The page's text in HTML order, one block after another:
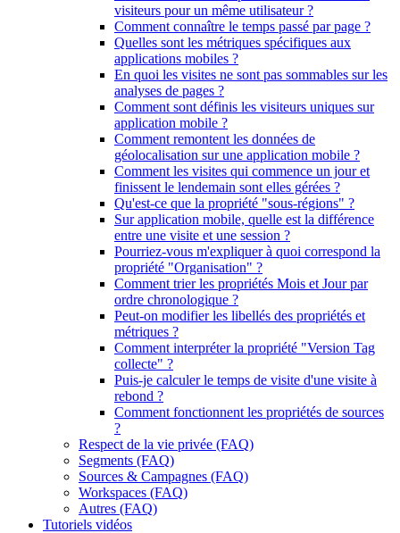
visiteurs pour un même utilisateur ?
Comment connaître le temps passé par page ?
Quelles sont les métriques spécifiques aux
applications mobiles ?
En quoi les visites ne sont pas sommables sur les
analyses de pages ?
Comment sont définis les visiteurs uniques sur
application mobile ?
Comment remontent les données de
géolocalisation sur une application mobile ?
Comment les visites qui commence un jour et
finissent le lendemain sont elles gérées ?
Qu'est-ce que la propriété "sous-régions" ?
Sur application mobile, quelle est la différence
entre une visite et une session ?
Pourriez-vous m'expliquer à quoi correspond la
propriété "Organisation" ?
Comment trier les propriétés Mois et Jour par
ordre chronologique ?
Peut-on modifier les libellés des propriétés et
métriques ?
Comment interpréter la propriété "Version Tag
collecte" ?
Puis-je calculer le temps de visite d'une visite à
rebond ?
Comment fonctionnent les propriétés de sources
?
Respect de la vie privée (FAQ)
Segments (FAQ)
Sources & Campagnes (FAQ)
Workspaces (FAQ)
Autres (FAQ)
Tutoriels vidéos